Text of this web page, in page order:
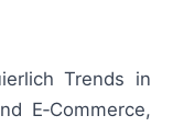
Trends in
E‑Commerce,